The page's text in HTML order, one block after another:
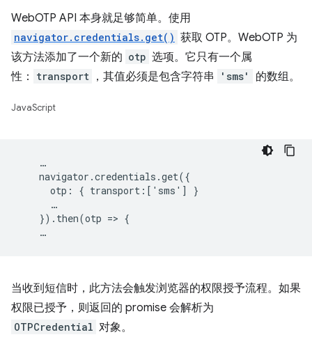
WebOTP API 本身就足够简单。使用
navigator.credentials.get() 获取 OTP。WebOTP 为
该方法添加了一个新的 otp 选项。它只有一个属
性：
transport ，其值必须是包含字符串 'sms' 的数组。
JavaScript
    …
    navigator.credentials.get({
      otp: { transport:['sms'] }
      …
    }).then(otp => {
当收到短信时，此方法会触发浏览器的权限授予流程。如果
权限已授予，则返回的 promise 会解析为
OTPCredential 对象。